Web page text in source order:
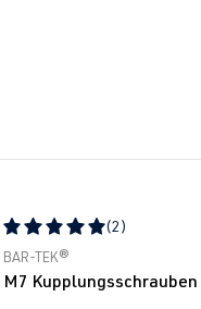
Durchschnittliche
(2)
BAR-TEK®
M7